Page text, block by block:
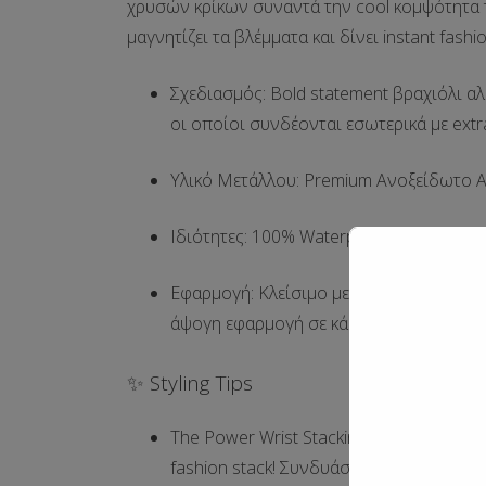
χρυσών κρίκων συναντά την cool κομψότητα
μαγνητίζει τα βλέμματα και δίνει instant
Σχεδιασμός: Bold statement βραχιόλι
οι οποίοι συνδέονται εσωτερικά με
Υλικό Μετάλλου: Premium Ανοξείδωτο
Ιδιότητες: 100% Waterproof ,
Εφαρμογή: Κλείσιμο με ασφαλές χρυσό
άψογη εφαρμογή σε κάθε καρπό.
✨ Styling Tips
The Power Wrist Stacking:
Αν και αυτό
fashion stack! Συνδυάστε το με τη